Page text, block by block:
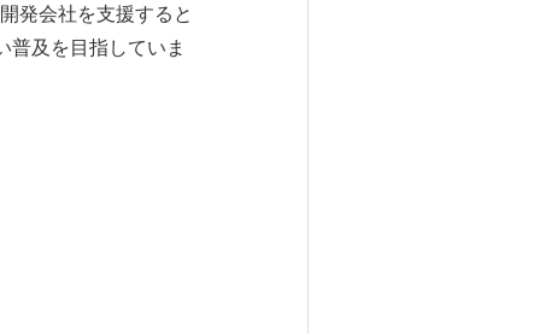
発会社を支援すると
普及を目指していま